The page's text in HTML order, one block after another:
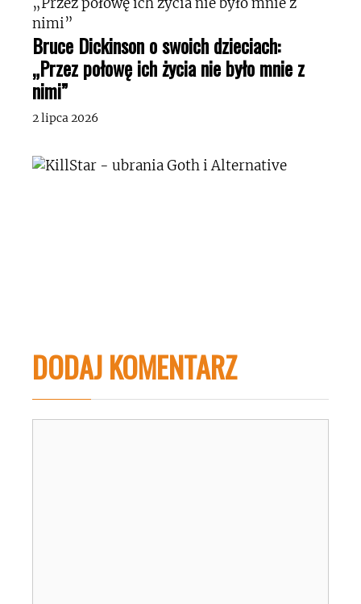
Bruce Dickinson o swoich dzieciach:
„Przez połowę ich życia nie było mnie z
nimi”
2 lipca 2026
DODAJ KOMENTARZ